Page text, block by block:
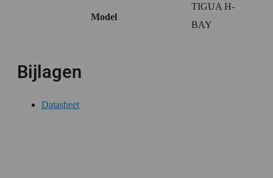
Model
TIGUA H-
BAY
Bijlagen
Datasheet